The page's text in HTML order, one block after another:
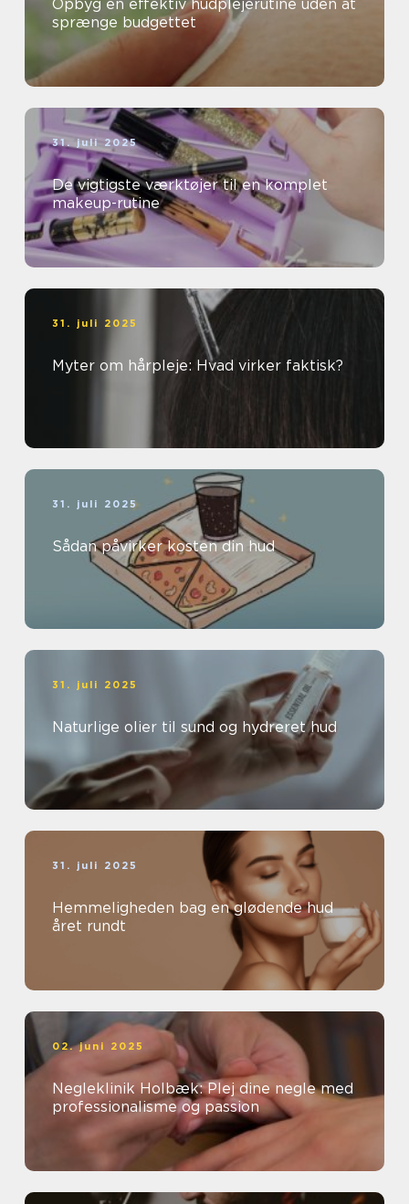
Opbyg en effektiv hudplejerutine uden at
sprænge budgettet
31. juli 2025
De vigtigste værktøjer til en komplet
makeup-rutine
31. juli 2025
Myter om hårpleje: Hvad virker faktisk?
31. juli 2025
Sådan påvirker kosten din hud
31. juli 2025
Naturlige olier til sund og hydreret hud
31. juli 2025
Hemmeligheden bag en glødende hud
året rundt
02. juni 2025
Negleklinik Holbæk: Plej dine negle med
professionalisme og passion